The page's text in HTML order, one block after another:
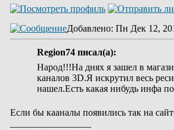
Добавлено: Пн Дек 12,
Region74 писал(а):
Народ!!!На днях я зашел в
каналов 3D.Я искрутил весь
нашел.Есть какая нибудь инфа
Если бы кааналы появились так на